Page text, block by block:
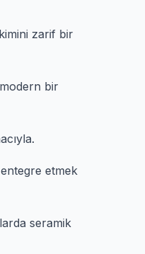
zarif bir
bir
etmek
seramik